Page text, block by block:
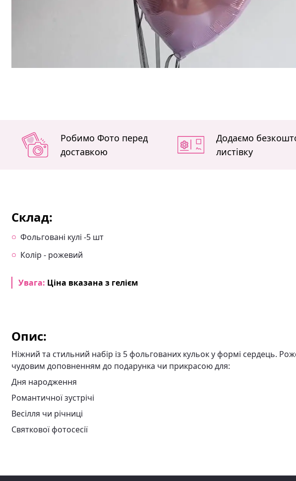
Робимо Фото перед
доставкою
Додаємо
листівку
Склад:
Фольговані кулі -5 шт
Колір - рожевий
Увага: Ціна вказана з гелієм
Опис:
Ніжний та стильний набір із 5 фольгованих кульок у формі сердець.
чудовим доповненням до подарунка чи прикрасою для:
Дня народження
Романтичної зустрічі
Весілля чи річниці
Святкової фотосесії